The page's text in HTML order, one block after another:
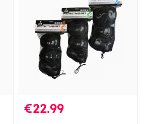
€22.99